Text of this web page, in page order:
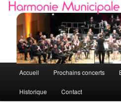
Harmonie Municipale
Quelques petites notes de l'HMAP
Menu principal
Aller au contenu principal
Aller au contenu secondaire
Accueil Prochains concerts
Historique Contact